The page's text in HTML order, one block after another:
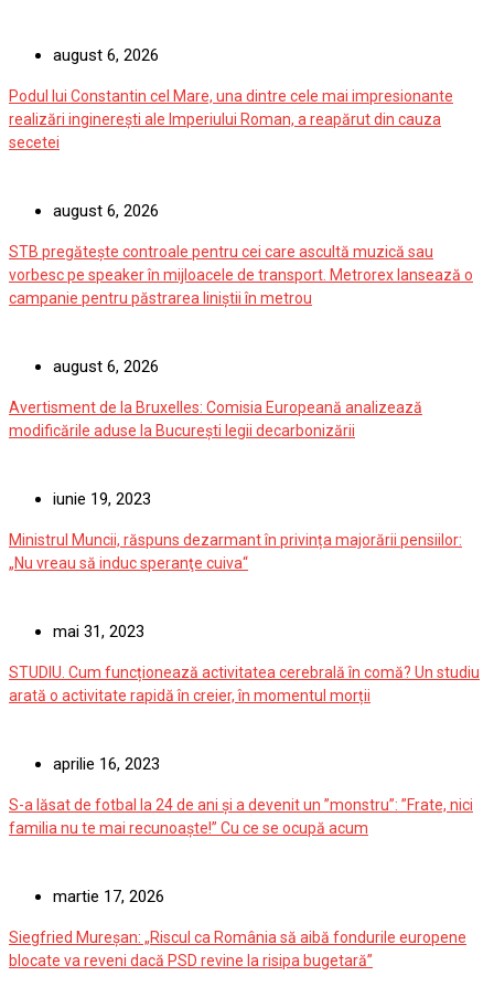
august 6, 2026
Podul lui Constantin cel Mare, una dintre cele mai impresionante
realizări inginerești ale Imperiului Roman, a reapărut din cauza
secetei
august 6, 2026
STB pregătește controale pentru cei care ascultă muzică sau
vorbesc pe speaker în mijloacele de transport. Metrorex lansează o
campanie pentru păstrarea liniștii în metrou
august 6, 2026
Avertisment de la Bruxelles: Comisia Europeană analizează
modificările aduse la București legii decarbonizării
iunie 19, 2023
Ministrul Muncii, răspuns dezarmant în privința majorării pensiilor:
„Nu vreau să induc speranţe cuiva“
mai 31, 2023
STUDIU. Cum funcționează activitatea cerebrală în comă? Un studiu
arată o activitate rapidă în creier, în momentul morții
aprilie 16, 2023
S-a lăsat de fotbal la 24 de ani și a devenit un ”monstru”: ”Frate, nici
familia nu te mai recunoaște!” Cu ce se ocupă acum
martie 17, 2026
Siegfried Mureșan: „Riscul ca România să aibă fondurile europene
blocate va reveni dacă PSD revine la risipa bugetară”